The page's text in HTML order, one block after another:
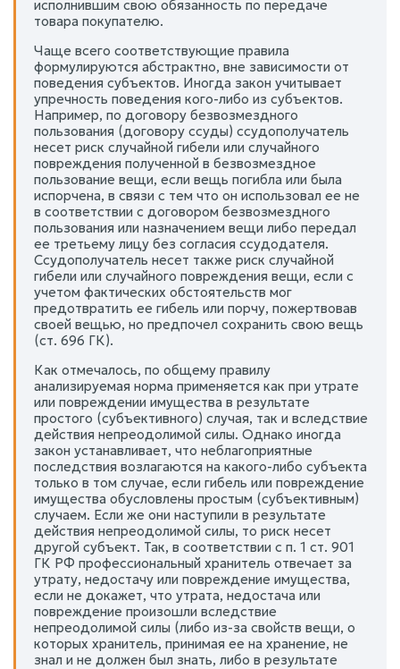
исполнившим свою обязанность по передаче
товара покупателю.
Чаще всего соответствующие правила
формулируются абстрактно, вне зависимости от
поведения субъектов. Иногда закон учитывает
упречность поведения кого-либо из субъектов.
Например, по договору безвозмездного
пользования (договору ссуды) ссудополучатель
несет риск случайной гибели или случайного
повреждения полученной в безвозмездное
пользование вещи, если вещь погибла или была
испорчена, в связи с тем что он использовал ее не
в соответствии с договором безвозмездного
пользования или назначением вещи либо передал
ее третьему лицу без согласия ссудодателя.
Ссудополучатель несет также риск случайной
гибели или случайного повреждения вещи, если с
учетом фактических обстоятельств мог
предотвратить ее гибель или порчу, пожертвовав
своей вещью, но предпочел сохранить свою вещь
(ст. 696 ГК).
Как отмечалось, по общему правилу
анализируемая норма применяется как при утрате
или повреждении имущества в результате
простого (субъективного) случая, так и вследствие
действия непреодолимой силы. Однако иногда
закон устанавливает, что неблагоприятные
последствия возлагаются на какого-либо субъекта
только в том случае, если гибель или повреждение
имущества обусловлены простым (субъективным)
случаем. Если же они наступили в результате
действия непреодолимой силы, то риск несет
другой субъект. Так, в соответствии с п. 1 ст. 901
ГК РФ профессиональный хранитель отвечает за
утрату, недостачу или повреждение имущества,
если не докажет, что утрата, недостача или
повреждение произошли вследствие
непреодолимой силы (либо из-за свойств вещи, о
которых хранитель, принимая ее на хранение, не
знал и не должен был знать, либо в результате